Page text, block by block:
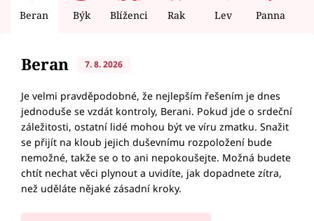
Beran Býk Blíženci Rak Lev Panna
Beran 7. 8. 2026
Je velmi pravděpodobné, že nejlepším řešením je dnes
jednoduše se vzdát kontroly, Berani. Pokud jde o srdeční
záležitosti, ostatní lidé mohou být ve víru zmatku. Snažit
se přijít na kloub jejich duševnímu rozpoložení bude
nemožné, takže se o to ani nepokoušejte. Možná budete
chtít nechat věci plynout a uvidíte, jak dopadnete zítra,
než uděláte nějaké zásadní kroky.